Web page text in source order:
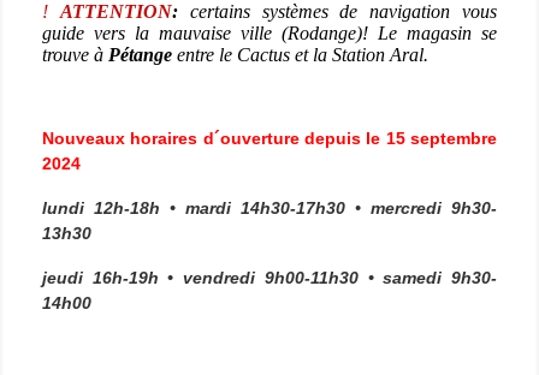
! ATTENTION:certains systèmes de navigation vous
guide vers la mauvaise ville (Rodange)! Le magasin se
trouve à Pétange entre le Cactus et la Station Aral.
Nouveaux horaires d´ouverture depuis le 15 septembre
2024
lundi 12h-18h • mardi 14h30-17h30 • mercredi 9h30-
13h30
jeudi 16h-19h • vendredi 9h00-11h30 • samedi 9h30-
14h00